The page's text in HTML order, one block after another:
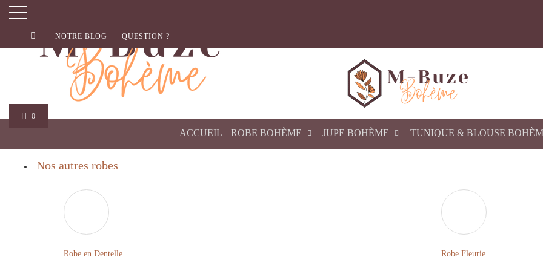
0
NOTRE BLOG QUESTION ?
ACCUEIL ROBE BOHÈME JUPE BOHÈME TUNIQUE & BLOUSE
Nos autres robes
Robe en Dentelle Robe Fleurie